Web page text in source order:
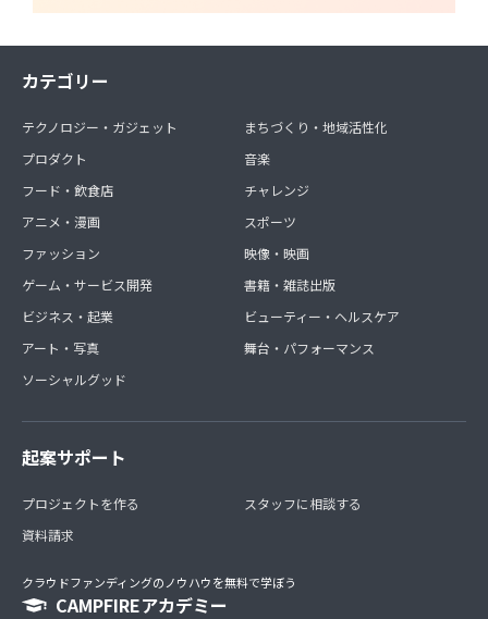
カテゴリー
テクノロジー・ガジェット
プロダクト
フード・飲食店
アニメ・漫画
ファッション
ゲーム・サービス開発
ビジネス・起業
アート・写真
ソーシャルグッド
まちづくり・地域活性化
音楽
チャレンジ
スポーツ
映像・映画
書籍・雑誌出版
ビューティー・ヘルスケア
舞台・パフォーマンス
起案サポート
プロジェクトを作る
資料請求
スタッフに相談する
クラウドファンディングのノウハウを無料で学ぼう
CAMPFIREアカデミー